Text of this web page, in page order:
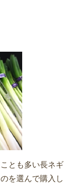
とも多い長ネギ
を選んで購入し